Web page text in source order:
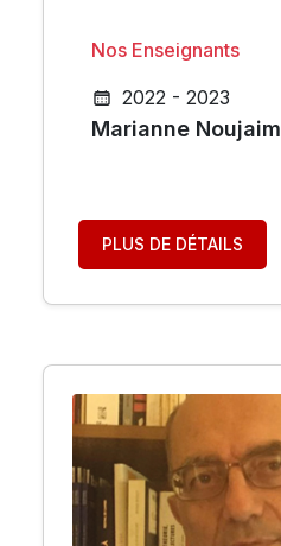
Nos Enseignants
2022 - 2023
Marianne Noujaim
PLUS DE DÉTAILS